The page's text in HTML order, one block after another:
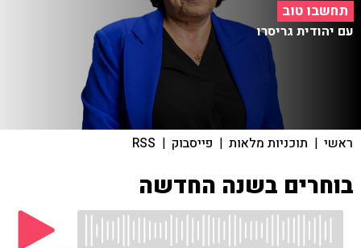
תחשבו טוב
עם יהודית גריסרו
ראשי | תוכניות מלאות | פייסבוק |
RSS
בוחרים בשנה החדשה